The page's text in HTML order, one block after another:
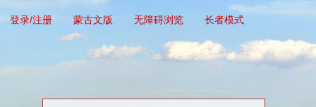
登录/注册 蒙古文版 无障碍浏览 长者模式